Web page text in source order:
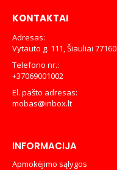
KONTAKTAI
Adresas:
Vytauto g. 111, Šiauliai 77160
Telefono nr.:
+37069001002
El. pašto adresas:
mobas@inbox.lt
INFORMACIJA
Apmokėjimo sąlygos